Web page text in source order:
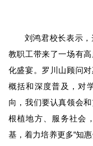
刘鸿君校长表示
教职工带来了一场有
化盛宴。罗川山顾问
概括和深度普及，对
向，我们要认真领会
根植地方、服务社会
基，着力培养更多“知